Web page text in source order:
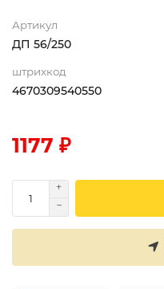
Артикул
ДП 56/250
штрихкод
4670309540550
1177 ₽